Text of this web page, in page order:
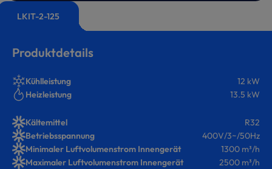
LKIT-2-125
Produktdetails
Kühlleistung
12 kW
Heizleistung
13.5 kW
Kältemittel
R32
Betriebsspannung
400V/3~/50Hz
Minimaler Luftvolumenstrom Innengerät
1300 m³/h
Maximaler Luftvolumenstrom Innengerät
2500 m³/h